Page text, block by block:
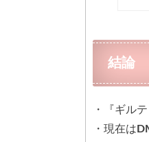
結論
・『ギル
・現在は